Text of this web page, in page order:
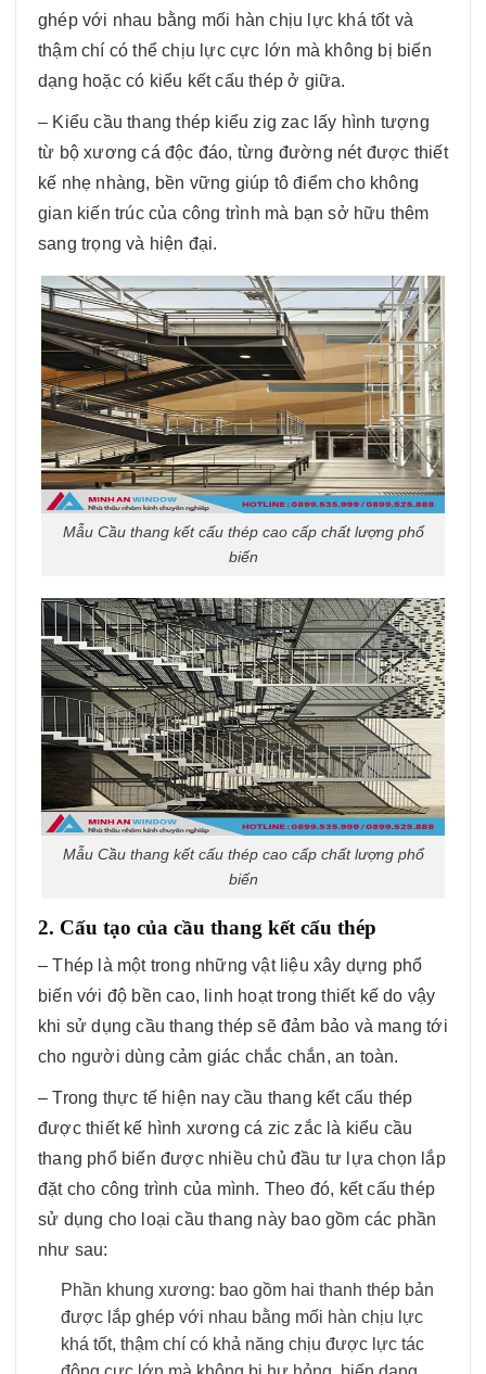
ghép với nhau bằng mối hàn chịu lực khá tốt và
thậm chí có thể chịu lực cực lớn mà không bị biến
dạng hoặc có kiểu kết cấu thép ở giữa.
– Kiểu cầu thang thép kiểu zig zac lấy hình tượng
từ bộ xương cá độc đáo, từng đường nét được thiết
kế nhẹ nhàng, bền vững giúp tô điểm cho không
gian kiến trúc của công trình mà bạn sở hữu thêm
sang trọng và hiện đại.
Mẫu Cầu thang kết cấu thép cao cấp chất lượng phổ
biến
Mẫu Cầu thang kết cấu thép cao cấp chất lượng phổ
biến
2. Cấu tạo của cầu thang kết cấu thép
– Thép là một trong những vật liệu xây dựng phổ
biến với độ bền cao, linh hoạt trong thiết kế do vậy
khi sử dụng cầu thang thép sẽ đảm bảo và mang tới
cho người dùng cảm giác chắc chắn, an toàn.
– Trong thực tế hiện nay cầu thang kết cấu thép
được thiết kế hình xương cá zic zắc là kiểu cầu
thang phổ biến được nhiều chủ đầu tư lựa chọn lắp
đặt cho công trình của mình. Theo đó, kết cấu thép
sử dụng cho loại cầu thang này bao gồm các phần
như sau:
Phần khung xương: bao gồm hai thanh thép bản
được lắp ghép với nhau bằng mối hàn chịu lực
khá tốt, thậm chí có khả năng chịu được lực tác